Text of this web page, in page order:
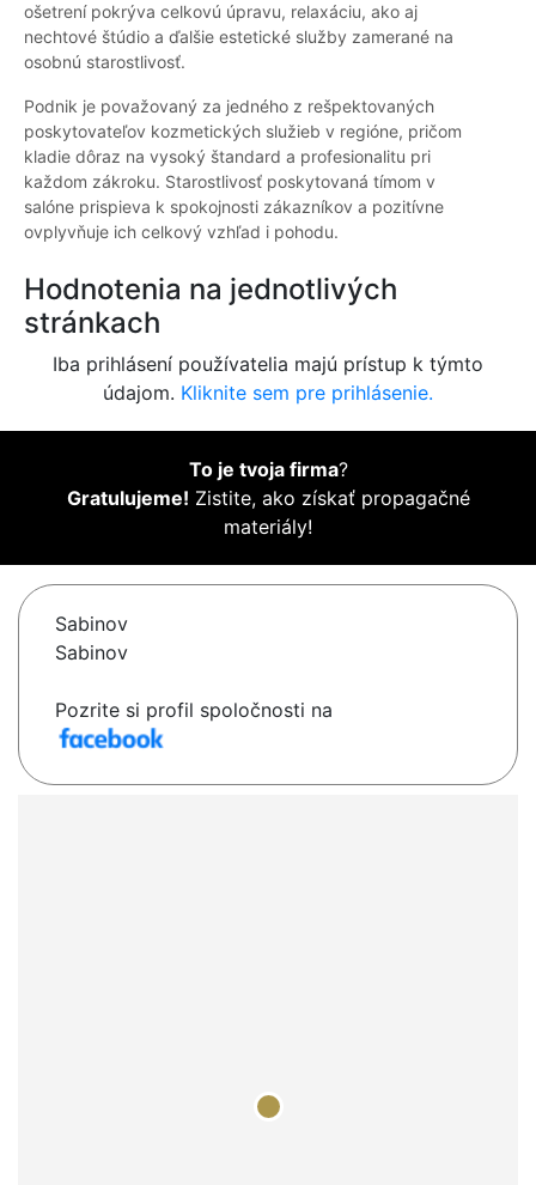
ošetrení pokrýva celkovú úpravu, relaxáciu, ako aj
nechtové štúdio a ďalšie estetické služby zamerané na
osobnú starostlivosť.
Podnik je považovaný za jedného z rešpektovaných
poskytovateľov kozmetických služieb v regióne, pričom
kladie dôraz na vysoký štandard a profesionalitu pri
každom zákroku. Starostlivosť poskytovaná tímom v
salóne prispieva k spokojnosti zákazníkov a pozitívne
ovplyvňuje ich celkový vzhľad i pohodu.
Hodnotenia na jednotlivých
stránkach
Iba prihlásení používatelia majú prístup k týmto
údajom. Kliknite sem pre prihlásenie.
To je tvoja firma?
Gratulujeme! Zistite, ako získať propagačné
materiály!
Sabinov
Sabinov
Pozrite si profil spoločnosti na